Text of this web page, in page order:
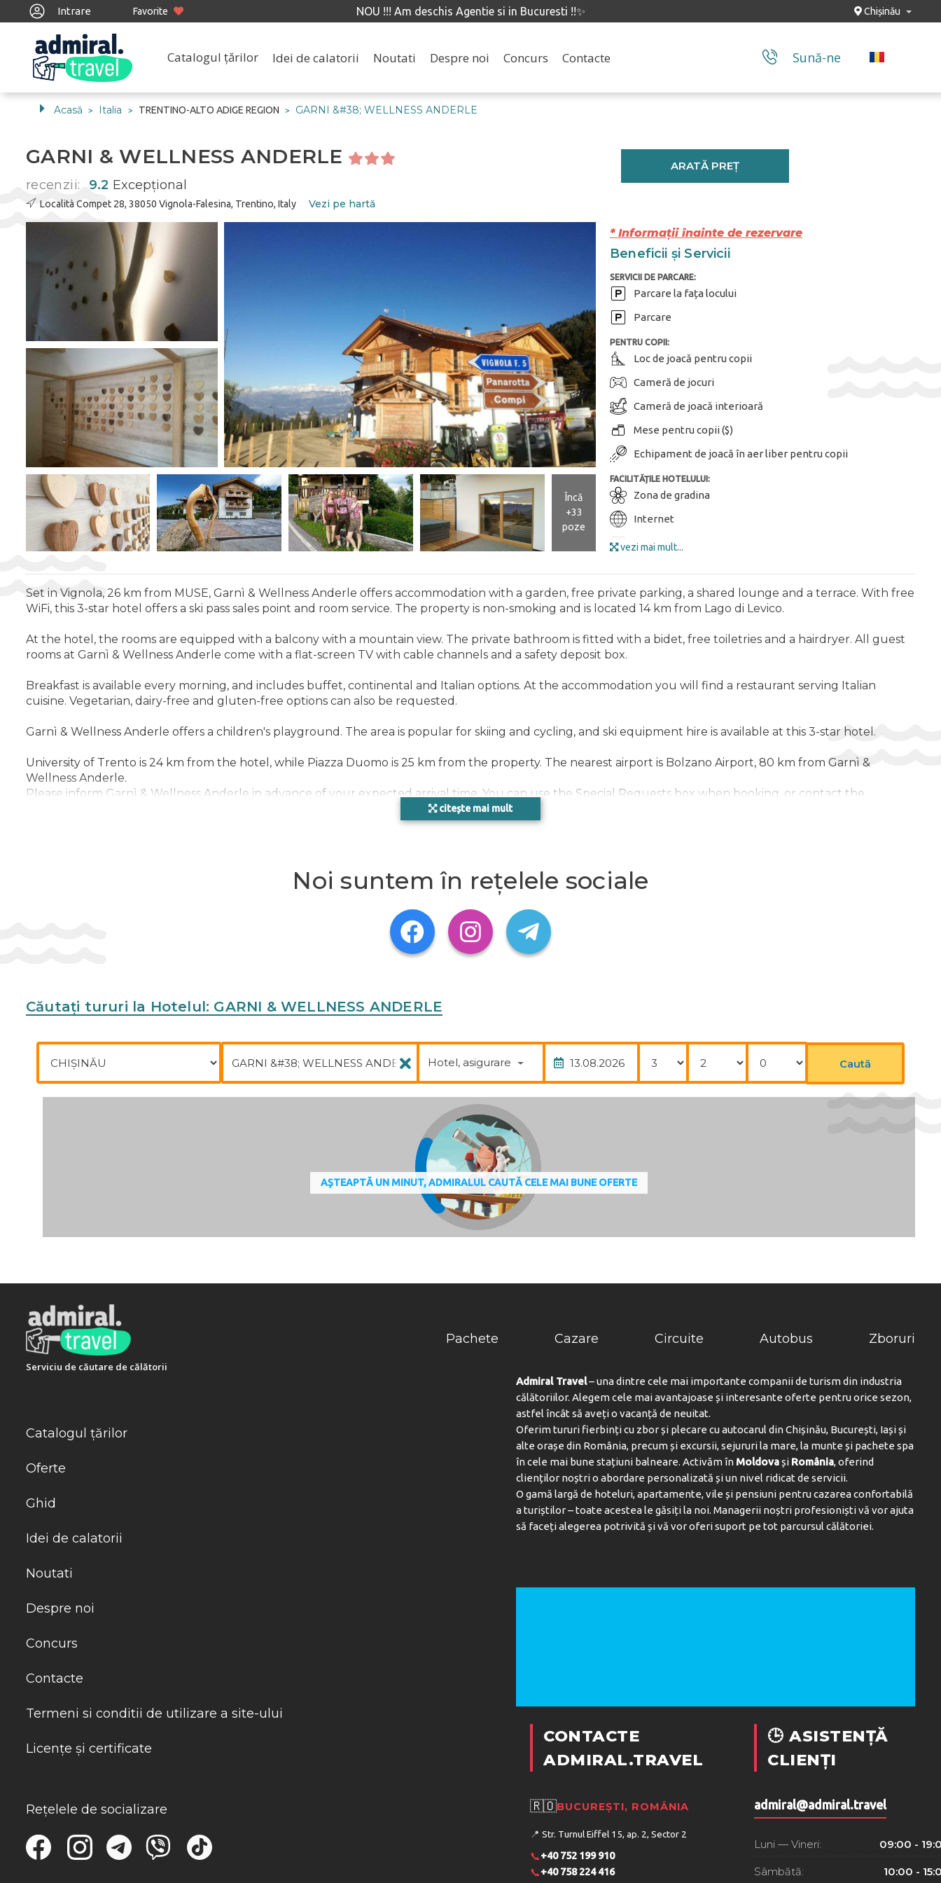
NOU !!! Am deschis Agentie si in Bucuresti !!✨
Intrare Favorite Chișinău
Catalogul țărilor Idei de calatorii Noutati Despre noi Concurs Contacte Sună-ne
Acasă > Italia > TRENTINO-ALTO ADIGE REGION > GARNI &#38; WELLNESS ANDERLE
GARNI & WELLNESS ANDERLE
recenzii: 9.2 Excepţional
Località Compet 28, 38050 Vignola-Falesina, Trentino, Italy Vezi pe hartă
ARATĂ PREȚ
Încă
+33
poze
* Informații înainte de rezervare
Beneficii și Servicii
SERVICII DE PARCARE:
Parcare la fața locului
Parcare
PENTRU COPII:
Loc de joacă pentru copii
Cameră de jocuri
Cameră de joacă interioară
Mese pentru copii ($)
Echipament de joacă în aer liber pentru copii
FACILITĂȚILE HOTELULUI:
Zona de gradina
Internet
Loc de depozitare al bagajelor
Mobila de gradina
Depozit schiuri
Meniu pentru diete speciale (la cerere)
Umbrele de soare
Wi-Fi
DIVERTISMENT ȘI SPORT:
Sauna
Curățenie zilnică
Prânzuri la pachet
vezi mai mult...
Set in Vignola, 26 km from MUSE, Garnì & Wellness Anderle offers accommodation with a garden, free private parking, a shared lounge and a terrace. With free
WiFi, this 3-star hotel offers a ski pass sales point and room service. The property is non-smoking and is located 14 km from Lago di Levico.
At the hotel, the rooms are equipped with a balcony with a mountain view. The private bathroom is fitted with a bidet, free toiletries and a hairdryer. All guest
rooms at Garnì & Wellness Anderle come with a flat-screen TV with cable channels and a safety deposit box.
Breakfast is available every morning, and includes buffet, continental and Italian options. At the accommodation you will find a restaurant serving Italian
cuisine. Vegetarian, dairy-free and gluten-free options can also be requested.
Garnì & Wellness Anderle offers a children's playground. The area is popular for skiing and cycling, and ski equipment hire is available at this 3-star hotel.
University of Trento is 24 km from the hotel, while Piazza Duomo is 25 km from the property. The nearest airport is Bolzano Airport, 80 km from Garnì &
Wellness Anderle.
Please inform Garnì & Wellness Anderle in advance of your expected arrival time. You can use the Special Requests box when booking, or contact the
property directly with the contact details provided in your confirmation. In response to Coronavirus (COVID-19), additional safety and sanitation measures are in
effect at this property. Due to Coronavirus (COVID-19), this property is taking steps to help protect the safety of guests and staff. Certain services and amenities
Località Compet 28, 38050 Vignola-Falesina, Trentino, Italy
citește mai mult
Noi suntem în rețelele sociale
Căutați tururi la Hotelul: GARNI & WELLNESS ANDERLE
Hotel, asigurare Caută
AȘTEAPTĂ UN MINUT, ADMIRALUL CAUTĂ CELE MAI BUNE OFERTE
Serviciu de căutare de călătorii
Pachete Cazare Circuite Autobus Zboruri
Catalogul țărilor
Oferte
Ghid
Idei de calatorii
Noutati
Despre noi
Concurs
Contacte
Termeni si conditii de utilizare a site-ului
Licențe și certificate
Rețelele de socializare
Admiral Travel– una dintre cele mai importante companii de turism din industria
călătoriilor. Alegem cele mai avantajoase și interesante oferte pentru orice sezon,
astfel încât să aveți o vacanță de neuitat.
Oferim tururi fierbinți cu zbor și plecare cu autocarul din Chișinău, București, Iași și
alte orașe din România, precum și excursii, sejururi la mare, la munte și pachete spa
în cele mai bune stațiuni balneare. Activăm în Moldovași România, oferind
clienților noștri o abordare personalizată și un nivel ridicat de servicii.
O gamă largă de hoteluri, apartamente, vile și pensiuni pentru cazarea confortabilă
a turiștilor – toate acestea le găsiți la noi. Managerii noștri profesioniști vă vor ajuta
să faceți alegerea potrivită și vă vor oferi suport pe tot parcursul călătoriei.
CONTACTE
ADMIRAL.TRAVEL
🇷🇴BUCUREȘTI, ROMÂNIA
📍 Str. Turnul Eiffel 15, ap. 2, Sector 2
📞+40 752 199 910
📞+40 758 224 416
🕒 ASISTENȚĂ
CLIENȚI
admiral@admiral.travel
Luni — Vineri: 09:00 -
Sâmbătă: 10:00 -